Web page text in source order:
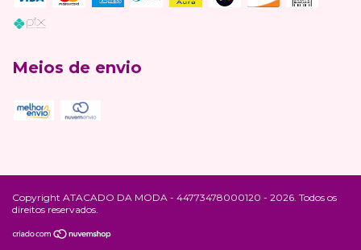
Meios de envio
Copyright ATACADO DA MODA - 44773478000120 - 2026. Todos os
direitos reservados.